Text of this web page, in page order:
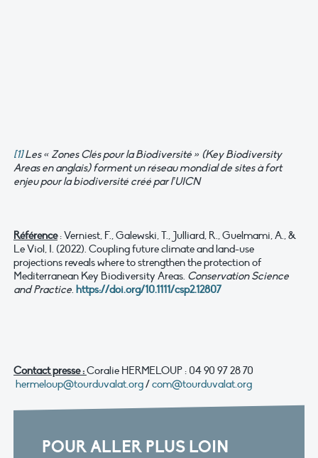
[1]Les « Zones Clés pour la Biodiversité » (Key Biodiversity
Areas en anglais) forment un réseau mondial de sites à fort
enjeu pour la biodiversité créé par l’UICN
Référence: Verniest, F., Galewski, T., Julliard, R., Guelmami, A., &
Le Viol, I. (2022). Coupling future climate and land-use
projections reveals where to strengthen the protection of
Mediterranean Key Biodiversity Areas. Conservation Science
and Practice. https://doi.org/10.1111/csp2.12807
Contact presse :Coralie HERMELOUP : 04 90 97 28 70
hermeloup@tourduvalat.org/com@tourduvalat.org
POUR ALLER PLUS LOIN